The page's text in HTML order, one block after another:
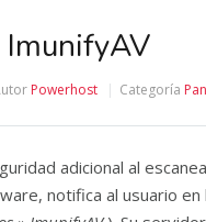
Powerhost Categoría
adicional al
notifica al usuario